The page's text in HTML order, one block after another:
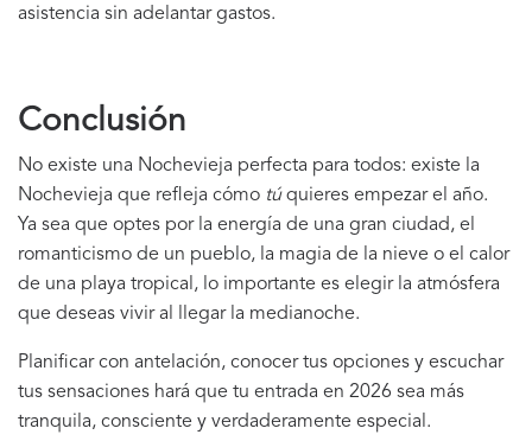
asistencia sin adelantar gastos.
Conclusión
No existe una Nochevieja perfecta para todos: existe la
Nochevieja que refleja cómo túquieres empezar el año.
Ya sea que optes por la energía de una gran ciudad, el
romanticismo de un pueblo, la magia de la nieve o el calor
de una playa tropical, lo importante es elegir la atmósfera
que deseas vivir al llegar la medianoche.
Planificar con antelación, conocer tus opciones y escuchar
tus sensaciones hará que tu entrada en 2026 sea más
tranquila, consciente y verdaderamente especial.